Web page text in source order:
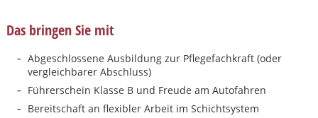
Das bringen Sie mit
Abgeschlossene Ausbildung zur Pflegefachkraft (oder
vergleichbarer Abschluss)
Führerschein Klasse B und Freude am Autofahren
Bereitschaft an flexibler Arbeit im Schichtsystem
Karte anzeigen